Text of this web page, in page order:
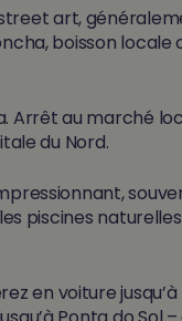
art,
boisson locale
Arrêt au marché
du Nord.
piscines
en voiture jusqu’à